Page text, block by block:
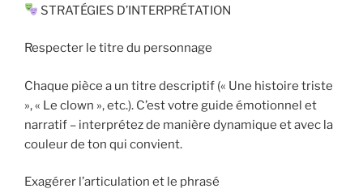
STRATÉGIES D’INTERPRÉTATION
Respecter le titre du personnage
Chaque pièce a un titre descriptif (« Une histoire triste
», « Le clown », etc.). C’est votre guide émotionnel et
narratif – interprétez de manière dynamique et avec la
couleur de ton qui convient.
Exagérer l’articulation et le phrasé